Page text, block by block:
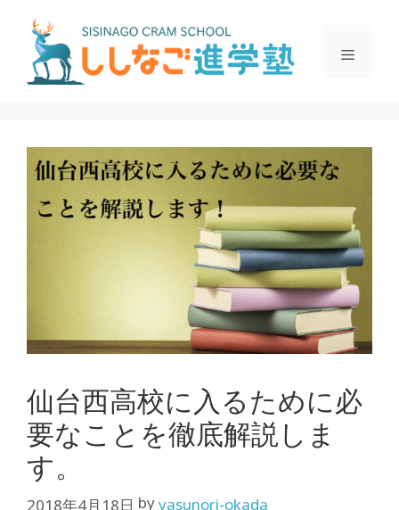
メ
ー
仙台西高校に入るために必
要なことを徹底解説しま
す。
2018年4月18日 byyasunori-okada